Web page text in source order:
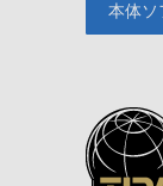
本体ソ